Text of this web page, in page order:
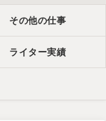
その他の仕事
ライター実績